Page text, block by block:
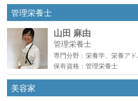
管理栄養士
山田 麻由
管理栄養士
専門分野：栄養学、栄養ア
保有資格：管理栄養士
美容家